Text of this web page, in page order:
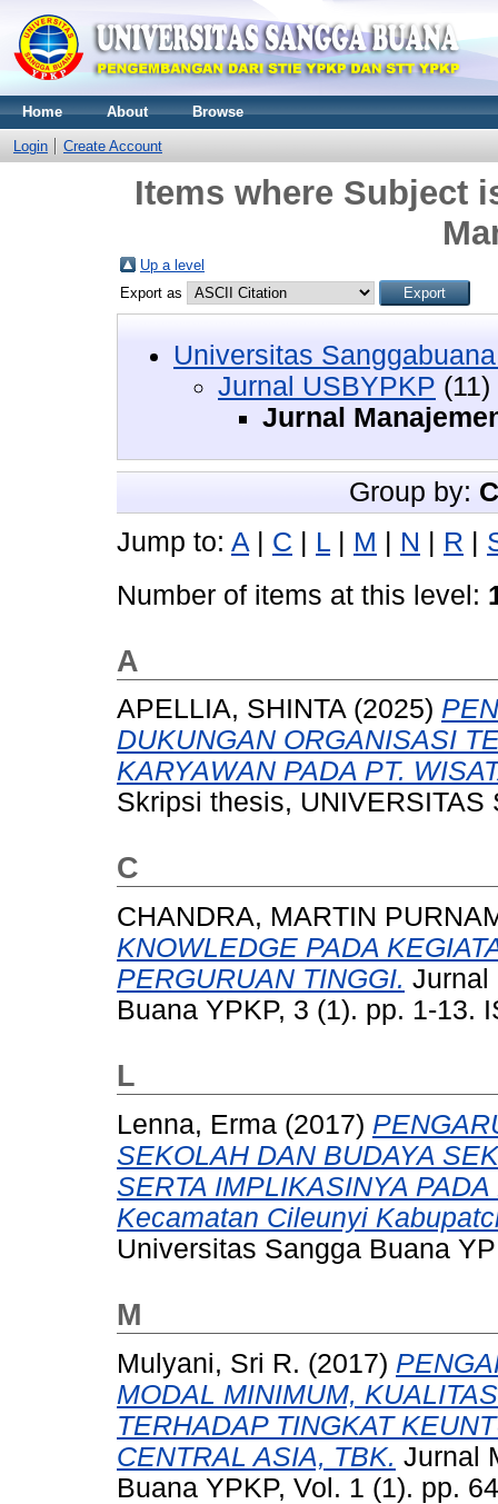
Home About Browse
Login Create Account
Items where Subject
Up a level
Export as
Universitas
Jurnal USBYPKP (11)
Jurnal
Group by:
Jump to: A | C | L | M | N | R |
Number of items at this level:
A
APELLIA, SHINTA (2025)
DUKUNGAN ORGANISASI
KARYAWAN PADA PT.
Skripsi thesis, UNIVERSITAS
C
CHANDRA, MARTIN
KNOWLEDGE PADA
PERGURUAN TINGGI. Jurnal
Buana YPKP, 3 (1). pp. 1-13.
L
Lenna, Erma (2017)
SEKOLAH DAN BUDAYA
SERTA IMPLIKASINYA
Kecamatan Cileunyi
Universitas Sangga Buana
M
Mulyani, Sri R. (2017)
MODAL MINIMUM,
TERHADAP TINGKAT
CENTRAL ASIA, TBK. Jurnal
Buana YPKP, Vol. 1 (1). pp.